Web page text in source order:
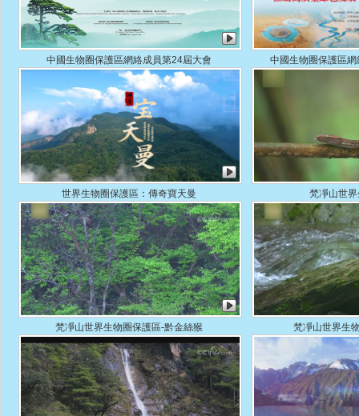
中國生物圈保護區網絡成員第24屆大會 中國生物圈保護區
世界生物圈保護區：傳奇寶天曼 梵凈山世
梵凈山世界生物圈保護區-黔金絲猴 梵凈山世界生